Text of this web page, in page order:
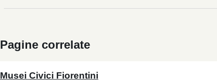
Pagine correlate
Musei Civici Fiorentini